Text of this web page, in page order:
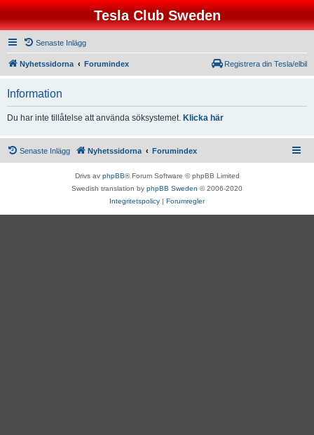
Tesla Club Sweden
Senaste Inlägg
Nyhetssidorna Forumindex Registrera din Tesla/elbil
Information
Du har inte tillåtelse att använda söksystemet. Klicka här
Senaste Inlägg Nyhetssidorna Forumindex
Drivs av phpBB® Forum Software © phpBB Limited
Swedish translation by phpBB Sweden © 2006-2020
Integritetspolicy | Forumregler